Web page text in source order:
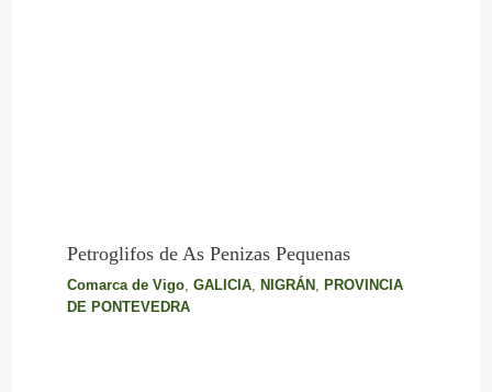
Petroglifos de As Penizas Pequenas
Comarca de Vigo, GALICIA, NIGRÁN , PROVINCIA
DE PONTEVEDRA